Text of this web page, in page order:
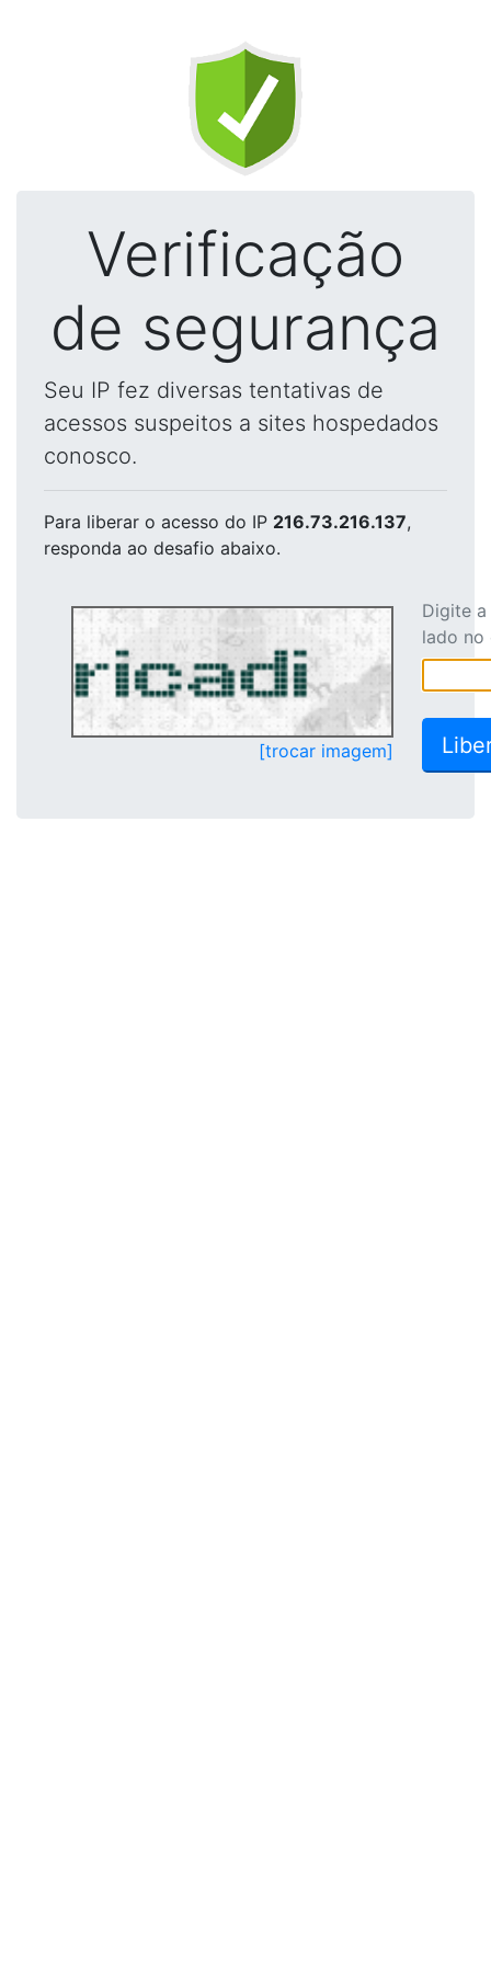
Verificação
de segurança
Seu IP fez diversas tentativas de
acessos suspeitos a sites hospedados
conosco.
Para liberar o acesso do IP 216.73.216.137,
responda ao desafio abaixo.
[trocar imagem]
Digite
lado no